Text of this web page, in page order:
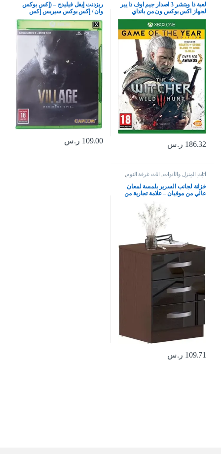
لعبة ذا ويتشر 3 اصدار جيم اوف ذا يير
لجهاز اكس بوكس ون من بانداي
186.32 ر.س
ريزدنت إيفل فيليدج – (إكس بوكس
وان / إكس بوكس سيريس إكس
بوكس إكس بوكس إكس | إس إس
109.00 ر.س
أثاث المنزل والأدوات اثاث غرفة النوم
طاولة السرير
خزانة لجانب السرير بلمسة لمعان
عالي من موفيان – علامة تجارية من
109.71 ر.س